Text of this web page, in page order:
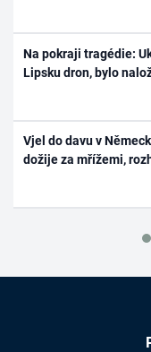
Na pokraji tragédie:
Lipsku dron, bylo
Vjel do davu v
dožije za mřížemi,